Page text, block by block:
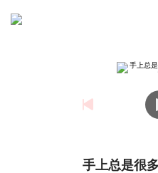
手上总是很